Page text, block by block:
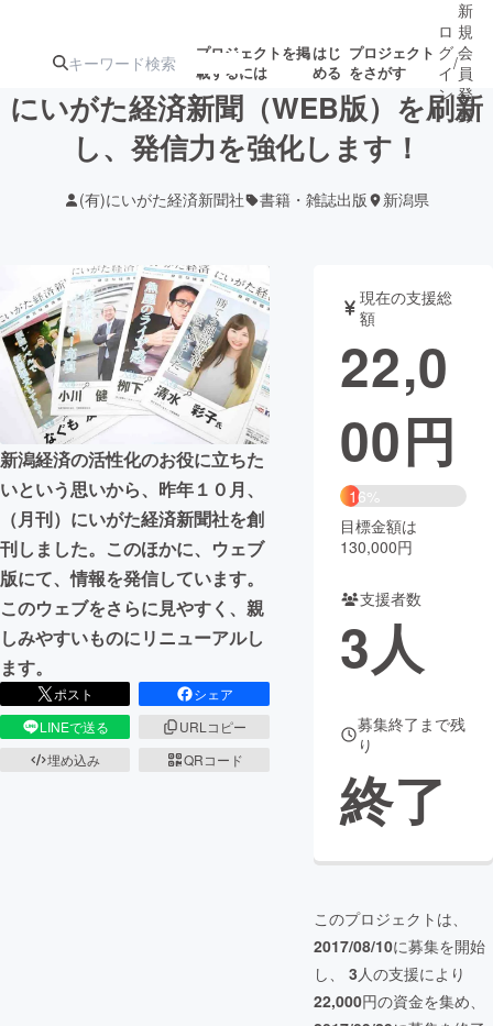
プロジェクトを掲
載するには
はじ
める
プロジェクト
をさがす
ターン
注目の新着プロ
ジェクト
募集終了が近いプ
ロジェクト
されます
アート・写真 音楽
テクノロジー・ガジェット ゲーム・
映像・映画 書籍・雑誌
ビジネス・起業 チャレンジ
まちづくり・地域活性化
CAMPFIRE for Social Good
CAMPFIRE Creation
CAMPFIREふるさと納税
コミュニティ
ロ
グ
イ
ン
/
新
規
会
員
登
録
にいがた経済新聞（WEB版）を刷新
し、発信力を強化します！
(有)にいがた経済新聞社 書籍・雑誌出版 新潟県
新潟経済の活性化のお役に立ちた
いという思いから、昨年１０月、
（月刊）にいがた経済新聞社を創
刊しました。このほかに、ウェブ
版にて、情報を発信しています。
このウェブをさらに見やすく、親
しみやすいものにリニューアルし
ます。
ポスト
シェア
LINEで送る
URLコピー
埋め込み
QRコード
現在の支援総
額
22,0
00円
16%
目標金額は
130,000円
支援者数
3人
募集終了まで残
り
終了
このプロジェクトは、
2017/08/10に募集を開始
し、 3人の支援により
22,000円の資金を集め、